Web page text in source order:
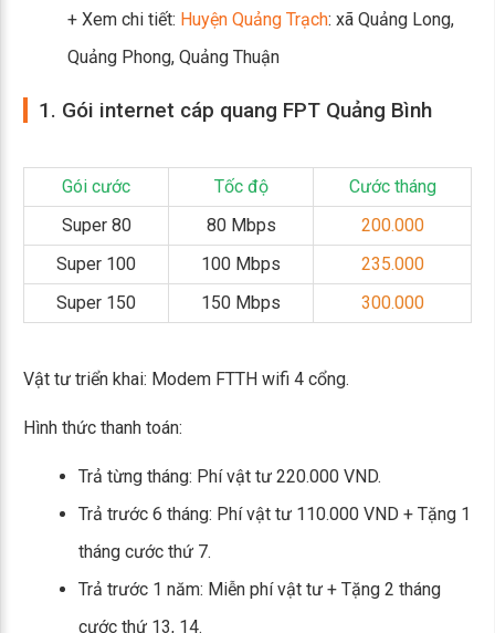
+ Xem chi tiết: Huyện Quảng Trạch: xã Quảng Long,
Quảng Phong, Quảng Thuận
1. Gói internet cáp quang FPT Quảng Bình
Gói cước Tốc độ
Cước tháng
Super 80
80 Mbps
200.000
Super 100
100 Mbps
235.000
Super 150
150 Mbps 300.000
Vật tư triển khai: Modem FTTH wifi 4 cổng.
Hình thức thanh toán:
Trả từng tháng: Phí vật tư 220.000 VND.
Trả trước 6 tháng: Phí vật tư 110.000 VND + Tặng 1
tháng cước thứ 7.
Trả trước 1 năm: Miễn phí vật tư + Tặng 2 tháng
cước thứ 13, 14.